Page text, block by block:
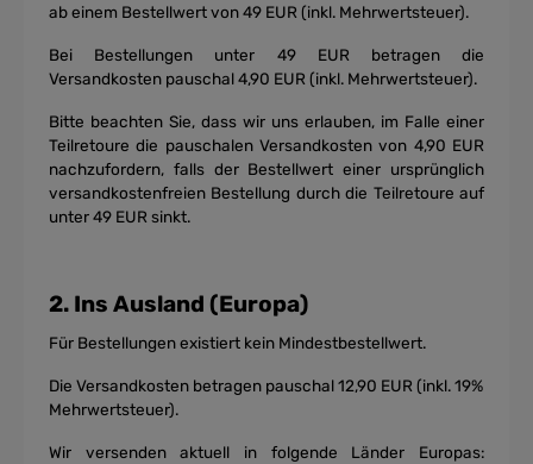
ab einem Bestellwert von 49 EUR (inkl. Mehrwertsteuer).
Bei Bestellungen unter 49 EUR betragen die
Versandkosten pauschal 4,90 EUR (inkl. Mehrwertsteuer).
Bitte beachten Sie, dass wir uns erlauben, im Falle einer
Teilretoure die pauschalen Versandkosten von 4,90 EUR
nachzufordern, falls der Bestellwert einer ursprünglich
versandkostenfreien Bestellung durch die Teilretoure auf
unter 49 EUR sinkt.
2. Ins Ausland (Europa)
Für Bestellungen existiert kein Mindestbestellwert.
Die Versandkosten betragen pauschal 12,90 EUR (inkl. 19%
Mehrwertsteuer).
Wir versenden aktuell in folgende Länder Europas: